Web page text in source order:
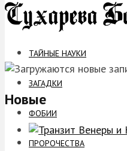
ТАЙНЫЕ НАУКИ
ЗАГАДКИ
ФОБИИ
ПРОРОЧЕСТВА
Новые